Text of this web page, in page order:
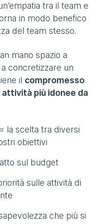
tra il team e
in modo benefico
del team stesso.
mano spazio a
concretizzare un
il compromesso
più idonee da
la scelta tra diversi
obiettivi
sul budget
sulle attività di
che più si